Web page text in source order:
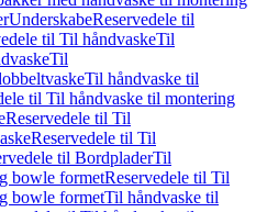
UnderskabeReservedele til
til Til håndvaskeTil
Til
Til håndvaske til
til Til håndvaske til montering
Reservedele til Til
Reservedele til Til
til BordpladerTil
bowle formetReservedele til Til
bowle formetTil håndvaske til